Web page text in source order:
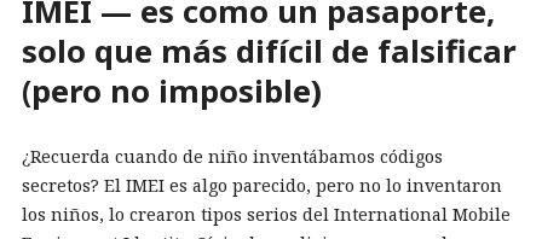
IMEI — es como un pasaporte,
solo que más difícil de falsificar
(pero no imposible)
¿Recuerda cuando de niño inventábamos códigos
secretos? El IMEI es algo parecido, pero no lo inventaron
los niños, lo crearon tipos serios del International Mobile